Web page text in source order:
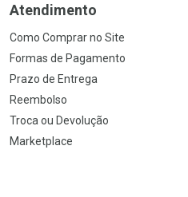
Atendimento
Como Comprar no Site
Formas de Pagamento
Prazo de Entrega
Reembolso
Troca ou Devolução
Marketplace